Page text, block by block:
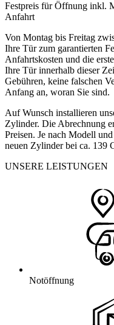
Festpreis für Öffnung inkl.
Anfahrt
Von Montag bis Freitag
Ihre Tür zum garantierten
Anfahrtskosten und die
Ihre Tür innerhalb dieser
Gebühren, keine falschen
Anfang an, woran Sie sind.
Auf Wunsch installieren
Zylinder. Die Abrechnung
Preisen. Je nach Modell
neuen Zylinder bei ca. 139
UNSERE LEISTUNGEN
Notöffnung